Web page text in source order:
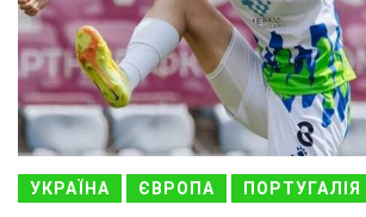
УКРАЇНА ЄВРОПА ПОРТУГАЛІЯ